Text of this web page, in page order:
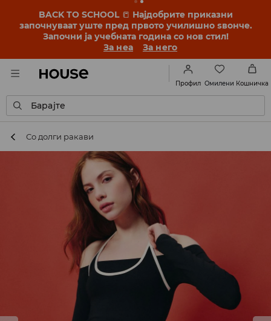
BACK TO SCHOOL 📒 Најдобрите приказни
започнуваат уште пред првото училишно ѕвонче.
Започни ја учебната година со нов стил!
За неа
За него
Профил Омилени Кошничка
Барајте
Со долги ракави